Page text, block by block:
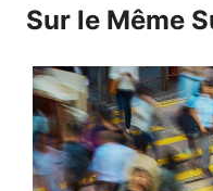
Sur le Même